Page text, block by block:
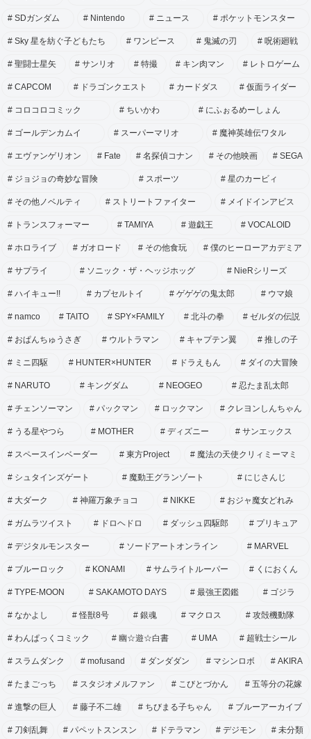
SDガンダム Nintendo ニュース ポケットモンスター
Sky 星を紡ぐ子どもたち ワンピース 鬼滅の刃 呪術廻戦
聖闘士星矢 サンリオ 特撮 キン肉マン レトロゲーム
CAPCOM ドラゴンクエスト カードダス 仮面ライダー
コロコロコミック ちいかわ にふぉるめーしょん
ゴールデンカムイ スーパーマリオ 魔神英雄伝ワタル
エヴァンゲリオン Fate 名探偵コナン その他映画 SEGA
ジョジョの奇妙な冒険 スポーツ 星のカービィ
その他ノベルティ ストリートファイター メイドインアビス
トランスフォーマー TAMIYA 遊戯王 VOCALOID
ホロライブ ガオロード その他食玩 僕のヒーローアカデミア
サプライ ソニック・ザ・ヘッジホッグ NieRシリーズ
ハイキュー!! カプセルトイ ゲゲゲの鬼太郎 ウマ娘
namco TAITO SPY×FAMILY 北斗の拳 ゼルダの伝説
おぱんちゅうさぎ ウルトラマン キャプテン翼 推しの子
ミニ四駆 HUNTER×HUNTER ドラえもん ダイの大冒険
NARUTO キングダム NEOGEO 忍たま乱太郎
チェンソーマン パックマン ロックマン クレヨンしんちゃん
うる星やつら MOTHER ディズニー サンエックス
スペースインベーダー 東方Project 魔法の天使クリィミーマミ
シュタインズゲート 魔動王グランゾート にじさんじ
大ダーク 神羅万象チョコ NIKKE おジャ魔女どれみ
ガムラツイスト ドロヘドロ ダッシュ四駆郎 プリキュア
デジタルモンスター ソードアートオンライン MARVEL
ブルーロック KONAMI サムライトルーパー くにおくん
TYPE-MOON SAKAMOTO DAYS 最強王図鑑 ゴジラ
なかよし 怪獣8号 銀魂 マクロス 攻殻機動隊
わんぱっくコミック 幽☆遊☆白書 UMA 超戦士シール
スラムダンク mofusand ダンダダン マシンロボ AKIRA
たまごっち スタジオメルファン こびとづかん 五等分の花嫁
進撃の巨人 藤子不二雄 ちびまる子ちゃん ブルーアーカイブ
刀剣乱舞 パペットスンスン ドテラマン デジモン 未分類